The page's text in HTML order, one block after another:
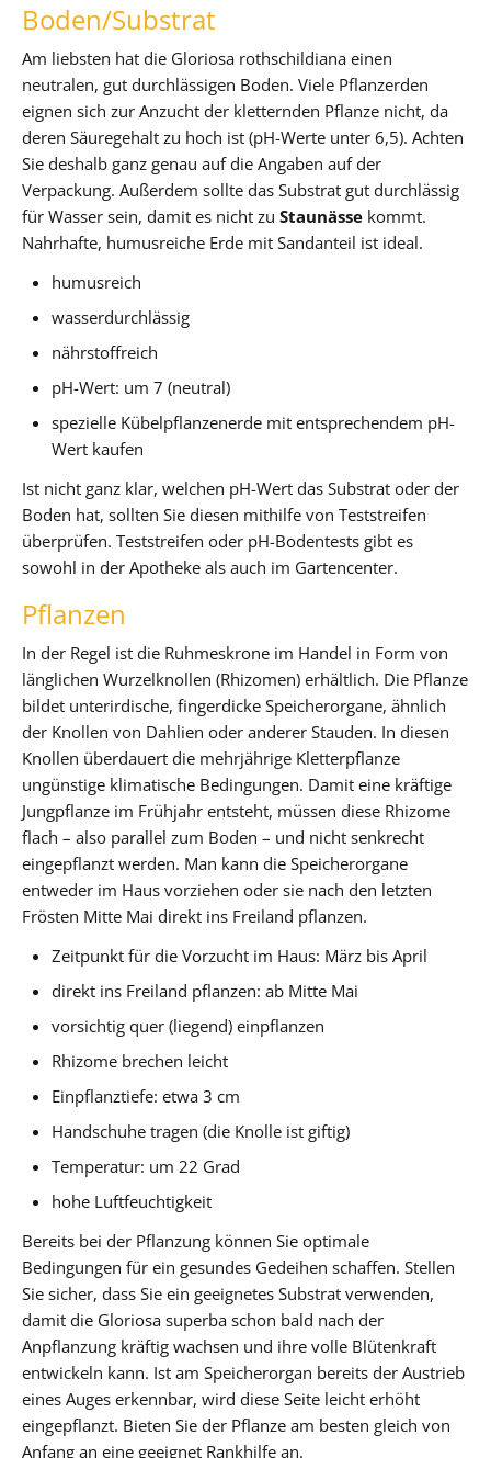
Boden/Substrat
Am liebsten hat die Gloriosa rothschildiana einen
neutralen, gut durchlässigen Boden. Viele Pflanzerden
eignen sich zur Anzucht der kletternden Pflanze nicht, da
deren Säuregehalt zu hoch ist (pH-Werte unter 6,5). Achten
Sie deshalb ganz genau auf die Angaben auf der
Verpackung. Außerdem sollte das Substrat gut durchlässig
für Wasser sein, damit es nicht zu Staunässe kommt.
Nahrhafte, humusreiche Erde mit Sandanteil ist ideal.
humusreich
wasserdurchlässig
nährstoffreich
pH-Wert: um 7 (neutral)
spezielle Kübelpflanzenerde mit entsprechendem pH-
Wert kaufen
Ist nicht ganz klar, welchen pH-Wert das Substrat oder der
Boden hat, sollten Sie diesen mithilfe von Teststreifen
überprüfen. Teststreifen oder pH-Bodentests gibt es
sowohl in der Apotheke als auch im Gartencenter.
Pflanzen
In der Regel ist die Ruhmeskrone im Handel in Form von
länglichen Wurzelknollen (Rhizomen) erhältlich. Die Pflanze
bildet unterirdische, fingerdicke Speicherorgane, ähnlich
der Knollen von Dahlien oder anderer Stauden. In diesen
Knollen überdauert die mehrjährige Kletterpflanze
ungünstige klimatische Bedingungen. Damit eine kräftige
Jungpflanze im Frühjahr entsteht, müssen diese Rhizome
flach – also parallel zum Boden – und nicht senkrecht
eingepflanzt werden. Man kann die Speicherorgane
entweder im Haus vorziehen oder sie nach den letzten
Frösten Mitte Mai direkt ins Freiland pflanzen.
Zeitpunkt für die Vorzucht im Haus: März bis April
direkt ins Freiland pflanzen: ab Mitte Mai
vorsichtig quer (liegend) einpflanzen
Rhizome brechen leicht
Einpflanztiefe: etwa 3 cm
Handschuhe tragen (die Knolle ist giftig)
Temperatur: um 22 Grad
hohe Luftfeuchtigkeit
Bereits bei der Pflanzung können Sie optimale
Bedingungen für ein gesundes Gedeihen schaffen. Stellen
Sie sicher, dass Sie ein geeignetes Substrat verwenden,
damit die Gloriosa superba schon bald nach der
Anpflanzung kräftig wachsen und ihre volle Blütenkraft
entwickeln kann. Ist am Speicherorgan bereits der Austrieb
eines Auges erkennbar, wird diese Seite leicht erhöht
eingepflanzt. Bieten Sie der Pflanze am besten gleich von
Anfang an eine geeignet Rankhilfe an.